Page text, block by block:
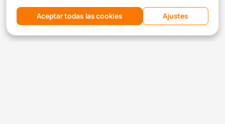
Aceptar todas las cookies Ajustes